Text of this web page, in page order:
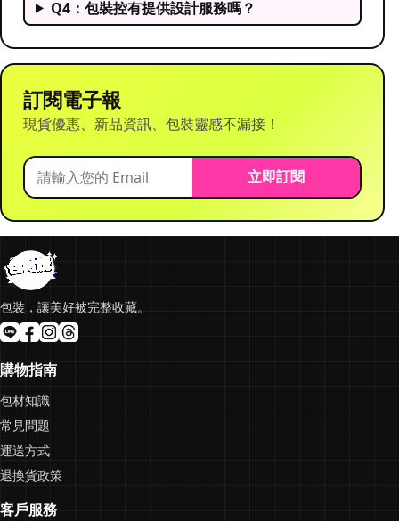
Q4：包裝控有提供設計服務嗎？
訂閱電子報
現貨優惠、新品資訊、包裝靈感不漏接！
立即訂閱
包裝，讓美好被完整收藏。
購物指南
包材知識
常見問題
運送方式
退換貨政策
客戶服務